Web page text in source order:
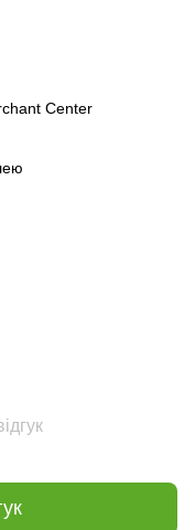
Center